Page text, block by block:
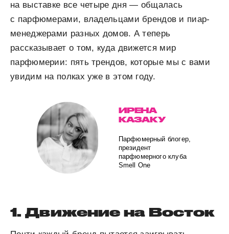
на выставке все четыре дня — общалась
с парфюмерами, владельцами брендов и пиар-
менеджерами разных домов. А теперь
рассказывает о том, куда движется мир
парфюмерии: пять трендов, которые мы с вами
увидим на полках уже в этом году.
ИРЕНА
КАЗАКУ
Парфюмерный блогер,
президент
парфюмерного клуба
Smell One
1. Движение на Восток